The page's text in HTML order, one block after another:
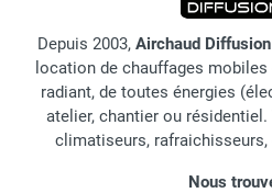
Depuis 2003, Airchaud Diffusion
location de chauffages
radiant, de toutes énergies
atelier, chantier ou
climatiseurs,
Nous